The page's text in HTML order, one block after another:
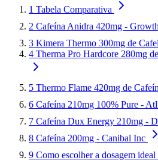
1 Tabela Comparativa
2 Cafeína Anidra 420mg -
3 Kimera Thermo 300mg de
4 Therma Pro Hardcore 280mg
5 Thermo Flame 420mg de
6 Cafeína 210mg 100% Pure -
7 Cafeína Dux Energy 210mg -
8 Cafeína 200mg - Canibal Inc
9 Como escolher a dosagem